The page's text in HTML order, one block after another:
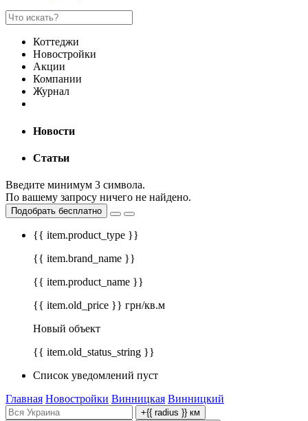
Коттеджи
Новостройки
Акции
Компании
Журнал
Новости
Статьи
Введите минимум 3 символа.
По вашему запросу ничего не найдено.
Подобрать бесплатно
{{ item.product_type }}
{{ item.brand_name }}
{{ item.product_name }}
{{ item.old_price }} грн/кв.м
Новый объект
{{ item.old_status_string }}
Список уведомлений пуст
Главная Новостройки Винницкая Винницкий
+{{ radius }} км